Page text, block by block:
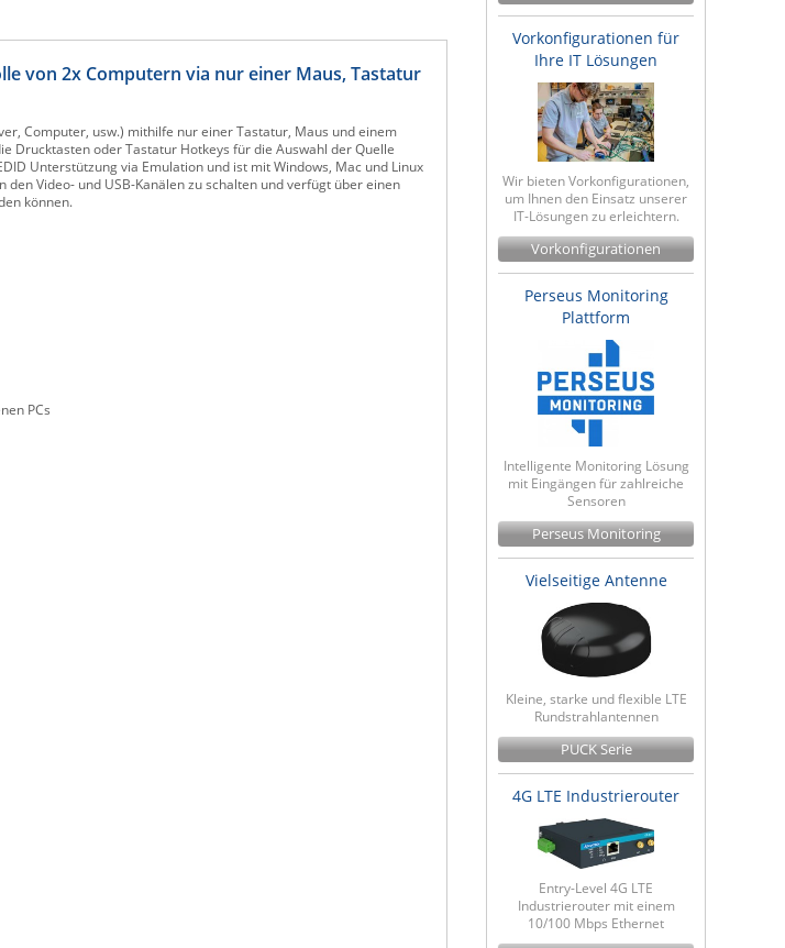
von 2x Computern via nur einer Maus, Tastatur
Computer, usw.) mithilfe nur einer Tastatur, Maus und einem
Drucktasten oder Tastatur Hotkeys für die Auswahl der Quelle
Unterstützung via Emulation und ist mit Windows, Mac und Linux
Video- und USB-Kanälen zu schalten und verfügt über einen
können.
PCs
Vorkonfigurationen für
Ihre IT Lösungen
Wir bieten Vorkonfigurationen,
um Ihnen den Einsatz unserer
IT-Lösungen zu erleichtern.
Vorkonfigurationen
Perseus Monitoring
Plattform
Intelligente Monitoring Lösung
mit Eingängen für zahlreiche
Sensoren
Perseus Monitoring
Vielseitige Antenne
Kleine, starke und flexible LTE
Rundstrahlantennen
PUCK Serie
4G LTE Industrierouter
Entry-Level 4G LTE
Industrierouter mit einem
10/100 Mbps Ethernet